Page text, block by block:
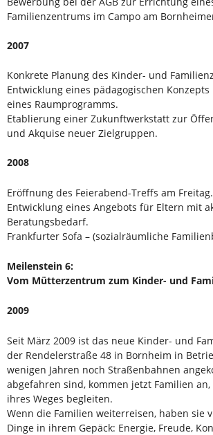
Familienzentrums im Campo am
2007
Konkrete Planung des Kinder- und
Entwicklung eines pädagogischen
eines Raumprogramms.
Etablierung einer Zukunftwerkstatt zur
und Akquise neuer Zielgruppen.
2008
Eröffnung des Feierabend-Treffs am Freitag.
Entwicklung eines Angebots für Eltern mit
Beratungsbedarf.
Frankfurter Sofa – (sozialräumliche
Meilenstein 6:
Vom Mütterzentrum zum Kinder- und
2009
Seit März 2009 ist das neue Kinder- und
der Rendelerstraße 48 in Bornheim in
wenigen Jahren noch Straßenbahnen
abgefahren sind, kommen jetzt Familien
ihres Weges begleiten.
Wenn die Familien weiterreisen, haben sie
Dinge in ihrem Gepäck: Energie, Freude,